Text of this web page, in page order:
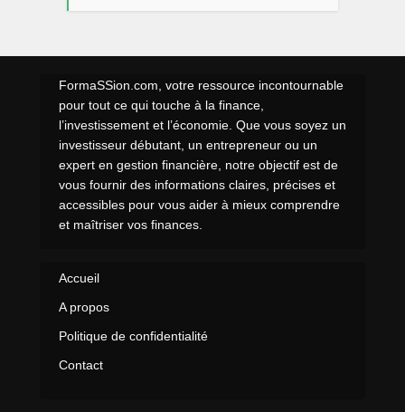
FormaSSion.com, votre ressource incontournable
pour tout ce qui touche à la finance,
l’investissement et l’économie. Que vous soyez un
investisseur débutant, un entrepreneur ou un
expert en gestion financière, notre objectif est de
vous fournir des informations claires, précises et
accessibles pour vous aider à mieux comprendre
et maîtriser vos finances.
Accueil
A propos
Politique de confidentialité
Contact